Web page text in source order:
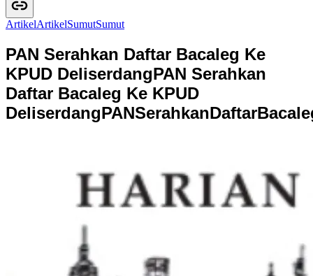
ArtikelArtikelSumutSumut
PAN Serahkan Daftar Bacaleg Ke
KPUD DeliserdangPAN Serahkan
Daftar Bacaleg Ke KPUD
DeliserdangPANSerahkanDaftarBacale